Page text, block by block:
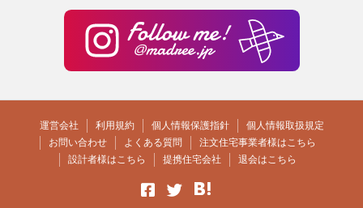
運営会社 利用規約 個人情報保護指針
個人情報取扱規定
お問い合わせ
よくある質問
注文住宅事業者様はこちら
設計者様はこちら
提携住宅会社 退会はこちら